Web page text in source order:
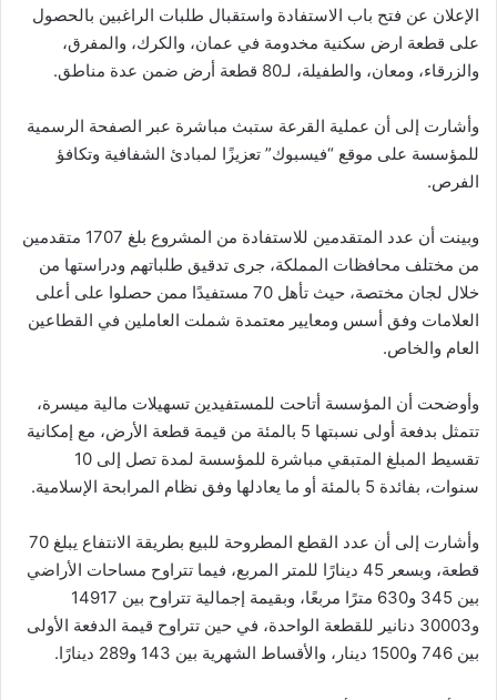
الإعلان عن فتح باب الاستفادة واستقبال طلبات الراغبين بالحصول
على قطعة ارض سكنية مخدومة في عمان، والكرك، والمفرق،
والزرقاء، ومعان، والطفيلة، لـ80 قطعة أرض ضمن عدة مناطق.
وأشارت إلى أن عملية القرعة ستبث مباشرة عبر الصفحة الرسمية
للمؤسسة على موقع “فيسبوك” تعزيزًا لمبادئ الشفافية وتكافؤ
الفرص.
وبينت أن عدد المتقدمين للاستفادة من المشروع بلغ 1707 متقدمين
من مختلف محافظات المملكة، جرى تدقيق طلباتهم ودراستها من
خلال لجان مختصة، حيث تأهل 70 مستفيدًا ممن حصلوا على أعلى
العلامات وفق أسس ومعايير معتمدة شملت العاملين في القطاعين
العام والخاص.
وأوضحت أن المؤسسة أتاحت للمستفيدين تسهيلات مالية ميسرة،
تتمثل بدفعة أولى نسبتها 5 بالمئة من قيمة قطعة الأرض، مع إمكانية
تقسيط المبلغ المتبقي مباشرة للمؤسسة لمدة تصل إلى 10
سنوات، بفائدة 5 بالمئة أو ما يعادلها وفق نظام المرابحة الإسلامية.
وأشارت إلى أن عدد القطع المطروحة للبيع بطريقة الانتفاع يبلغ 70
قطعة، وبسعر 45 دينارًا للمتر المربع، فيما تتراوح مساحات الأراضي
بين 345 و630 مترًا مربعًا، وبقيمة إجمالية تتراوح بين 14917
و30003 دنانير للقطعة الواحدة، في حين تتراوح قيمة الدفعة الأولى
بين 746 و1500 دينار، والأقساط الشهرية بين 143 و289 دينارًا.